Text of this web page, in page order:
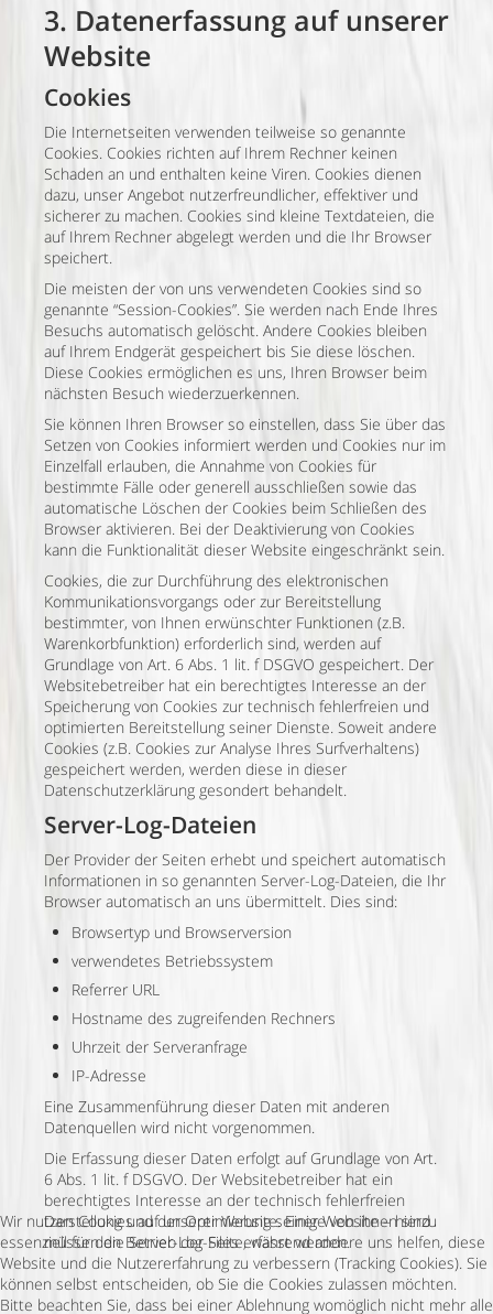
3. Datenerfassung auf unserer
Website
Cookies
Die Internetseiten verwenden teilweise so genannte
Cookies. Cookies richten auf Ihrem Rechner keinen
Schaden an und enthalten keine Viren. Cookies dienen
dazu, unser Angebot nutzerfreundlicher, effektiver und
sicherer zu machen. Cookies sind kleine Textdateien, die
auf Ihrem Rechner abgelegt werden und die Ihr Browser
speichert.
Die meisten der von uns verwendeten Cookies sind so
genannte “Session-Cookies”. Sie werden nach Ende Ihres
Besuchs automatisch gelöscht. Andere Cookies bleiben
auf Ihrem Endgerät gespeichert bis Sie diese löschen.
Diese Cookies ermöglichen es uns, Ihren Browser beim
nächsten Besuch wiederzuerkennen.
Sie können Ihren Browser so einstellen, dass Sie über das
Setzen von Cookies informiert werden und Cookies nur im
Einzelfall erlauben, die Annahme von Cookies für
bestimmte Fälle oder generell ausschließen sowie das
automatische Löschen der Cookies beim Schließen des
Browser aktivieren. Bei der Deaktivierung von Cookies
kann die Funktionalität dieser Website eingeschränkt sein.
Cookies, die zur Durchführung des elektronischen
Kommunikationsvorgangs oder zur Bereitstellung
bestimmter, von Ihnen erwünschter Funktionen (z.B.
Warenkorbfunktion) erforderlich sind, werden auf
Grundlage von Art. 6 Abs. 1 lit. f DSGVO gespeichert. Der
Websitebetreiber hat ein berechtigtes Interesse an der
Speicherung von Cookies zur technisch fehlerfreien und
optimierten Bereitstellung seiner Dienste. Soweit andere
Cookies (z.B. Cookies zur Analyse Ihres Surfverhaltens)
gespeichert werden, werden diese in dieser
Datenschutzerklärung gesondert behandelt.
Server-Log-Dateien
Der Provider der Seiten erhebt und speichert automatisch
Informationen in so genannten Server-Log-Dateien, die Ihr
Browser automatisch an uns übermittelt. Dies sind:
Browsertyp und Browserversion
verwendetes Betriebssystem
Referrer URL
Hostname des zugreifenden Rechners
Uhrzeit der Serveranfrage
IP-Adresse
Eine Zusammenführung dieser Daten mit anderen
Datenquellen wird nicht vorgenommen.
Die Erfassung dieser Daten erfolgt auf Grundlage von Art.
6 Abs. 1 lit. f DSGVO. Der Websitebetreiber hat ein
berechtigtes Interesse an der technisch fehlerfreien
Darstellung und der Optimierung seiner Website – hierzu
müssen die Server-Log-Files erfasst werden.
Wir nutzen Cookies auf unserer Website. Einige von ihnen sind
essenziell für den Betrieb der Seite, während andere uns helfen, diese
Website und die Nutzererfahrung zu verbessern (Tracking Cookies). Sie
können selbst entscheiden, ob Sie die Cookies zulassen möchten.
Bitte beachten Sie, dass bei einer Ablehnung womöglich nicht mehr alle